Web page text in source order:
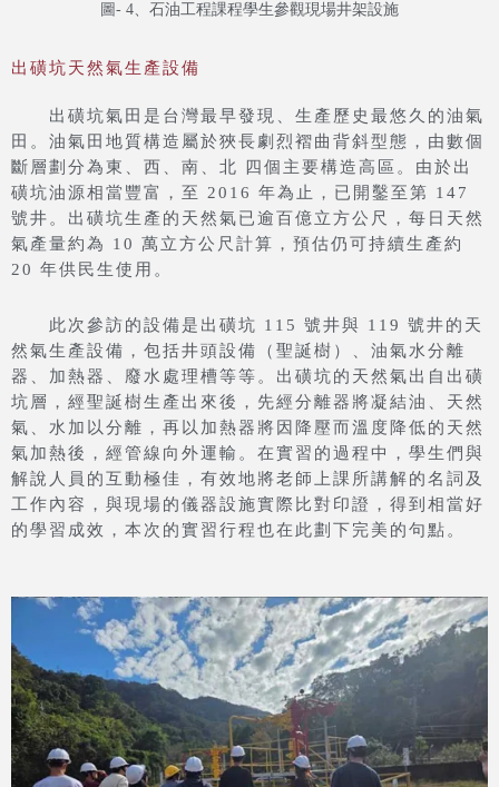
圖- 4、石油工程課程學生參觀現場井架設施
出磺坑天然氣生產設備
出磺坑氣田是台灣最早發現、生產歷史最悠久的油氣
田。油氣田地質構造屬於狹長劇烈褶曲背斜型態，由數個
斷層劃分為東、西、南、北 四個主要構造高區。由於出
磺坑油源相當豐富，至 2016 年為止，已開鑿至第 147
號井。出磺坑生產的天然氣已逾百億立方公尺，每日天然
氣產量約為 10 萬立方公尺計算，預估仍可持續生產約
20 年供民生使用。
此次參訪的設備是出磺坑 115 號井與 119 號井的天
然氣生產設備，包括井頭設備（聖誕樹）、油氣水分離
器、加熱器、廢水處理槽等等。出磺坑的天然氣出自出磺
坑層，經聖誕樹生產出來後，先經分離器將凝結油、天然
氣、水加以分離，再以加熱器將因降壓而溫度降低的天然
氣加熱後，經管線向外運輸。在實習的過程中，學生們與
解說人員的互動極佳，有效地將老師上課所講解的名詞及
工作內容，與現場的儀器設施實際比對印證，得到相當好
的學習成效，本次的實習行程也在此劃下完美的句點。